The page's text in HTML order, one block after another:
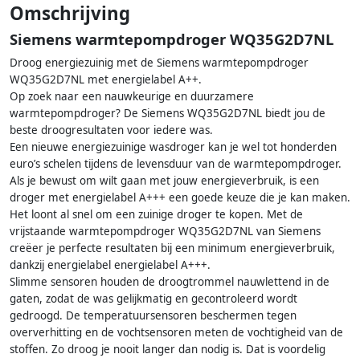
Omschrijving
Siemens warmtepompdroger WQ35G2D7NL
Droog energiezuinig met de Siemens warmtepompdroger
WQ35G2D7NL met energielabel A++.
Op zoek naar een nauwkeurige en duurzamere
warmtepompdroger? De Siemens WQ35G2D7NL biedt jou de
beste droogresultaten voor iedere was.
Een nieuwe energiezuinige wasdroger kan je wel tot honderden
euro’s schelen tijdens de levensduur van de warmtepompdroger.
Als je bewust om wilt gaan met jouw energieverbruik, is een
droger met energielabel A+++ een goede keuze die je kan maken.
Het loont al snel om een zuinige droger te kopen. Met de
vrijstaande warmtepompdroger WQ35G2D7NL van Siemens
creëer je perfecte resultaten bij een minimum energieverbruik,
dankzij energielabel energielabel A+++.
Slimme sensoren houden de droogtrommel nauwlettend in de
gaten, zodat de was gelijkmatig en gecontroleerd wordt
gedroogd. De temperatuursensoren beschermen tegen
oververhitting en de vochtsensoren meten de vochtigheid van de
stoffen. Zo droog je nooit langer dan nodig is. Dat is voordelig